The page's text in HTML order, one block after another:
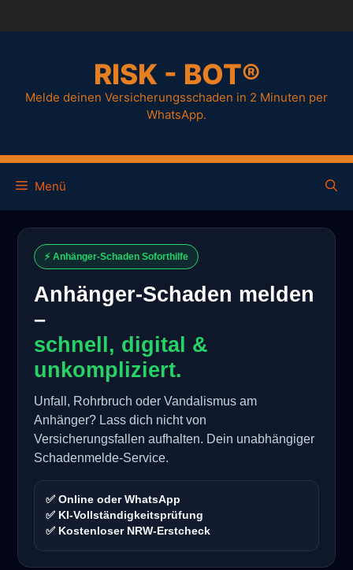
RISK - BOT®
Melde deinen Versicherungsschaden in 2 Minuten per
WhatsApp.
Menü
⚡ Anhänger-Schaden Soforthilfe
Anhänger-Schaden melden
–
schnell, digital &
unkompliziert.
Unfall, Rohrbruch oder Vandalismus am
Anhänger? Lass dich nicht von
Versicherungsfallen aufhalten. Dein unabhängiger
Schadenmelde-Service.
✅ Online oder WhatsApp
✅ KI-Vollständigkeitsprüfung
✅ Kostenloser NRW-Erstcheck